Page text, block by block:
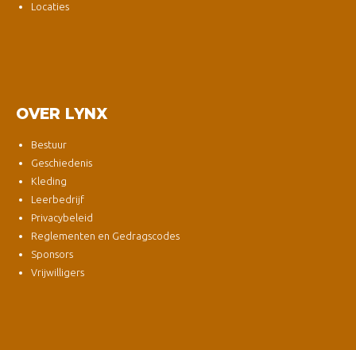
Locaties
OVER LYNX
Bestuur
Geschiedenis
Kleding
Leerbedrijf
Privacybeleid
Reglementen en Gedragscodes
Sponsors
Vrijwilligers